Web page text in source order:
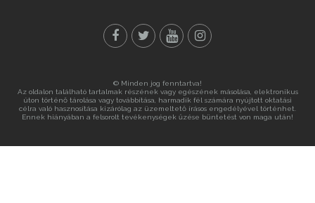
© Minden jog fenntartva!
Az oldalon található tartalmak részének vagy egészének másolása, elektronikus
úton történő tárolása vagy továbbítása, harmadik fél számára nyújtott oktatási
célra való hasznosítása kizárólag az üzemeltető írásos engedélyével történhet.
Ennek hiányában a felsorolt tevékenységek űzése büntetést von maga után!